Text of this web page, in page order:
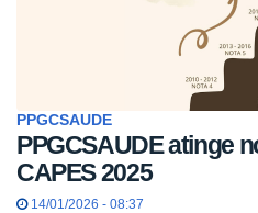
PPGCSAUDE
PPGCSAUDE atinge
CAPES 2025
14/01/2026 - 08:37